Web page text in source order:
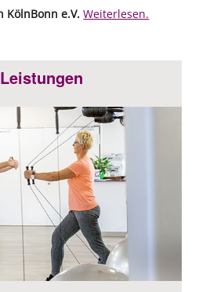
KölnBonn e.V. Weiterlesen.
Leistungen